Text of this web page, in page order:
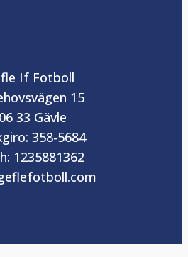
If Fotboll
15
33 Gävle
358-5684
1235881362